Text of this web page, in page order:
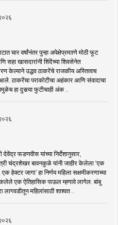
चार वर्षांनंतर पुन्हा अपेक्षेप्रमााणे मोठी फूट
सहा खासदारांनी शिंदेंच्या शिवसेनेत
केल्याने उद्धव ठाकरेंचे राजकीय अस्तित्वच
ठाकरेंचा पराकोटीचा अहंकार आणि संवादाचा
हा दुसर्‍या फुटीचाही अंक ..
देवेंद्र फडणवीस यांच्या निर्देशानुसार,
चंद्रशेखर बावनकुळे यांनी जाहीर केलेला ‘एक
हेक्टर जागा’ हा निर्णय महिला सक्षमीकरणाच्या
एक ऐतिहासिक पाऊल म्हणावे लागेल. बांबू
लागवडीतून महिलांसाठी शाश्वत ..